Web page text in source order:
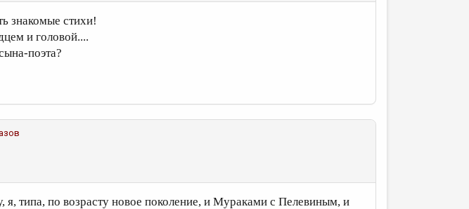
знакомые стихи!
и головой....
поэта?
я, типа, по возрасту новое поколение, и Мураками с Пелевиным, и